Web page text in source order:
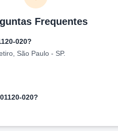
Frequentes
020?
São Paulo - SP.
01120-020?